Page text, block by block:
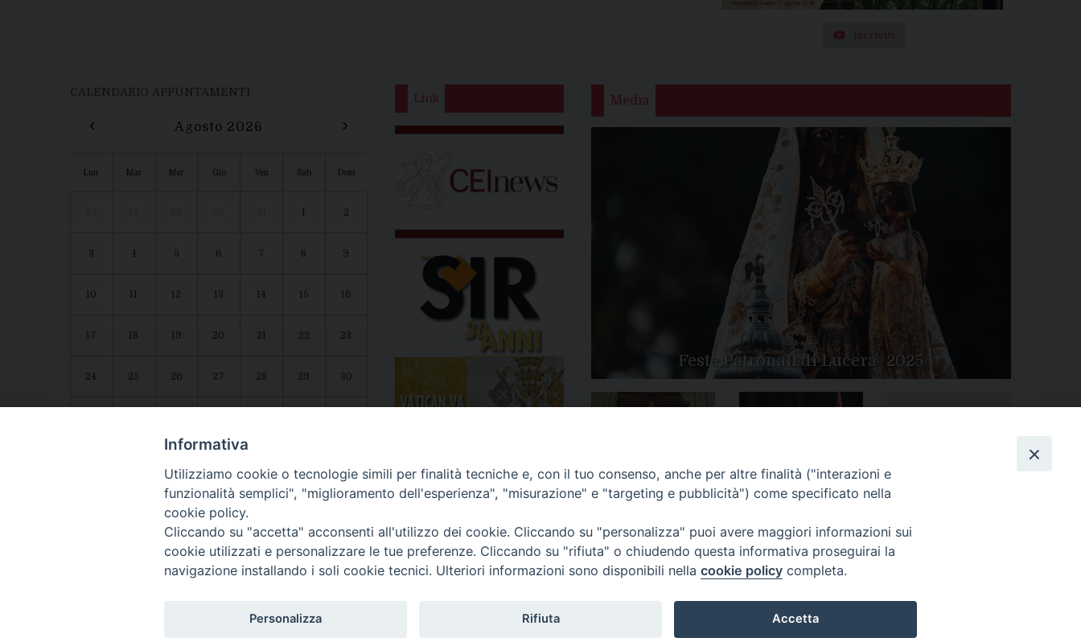
Iscriviti
CALENDARIO APPUNTAMENTI
‹ Agosto 2026 ›
Lun Mar Mer Gio Ven Sab Dom
2
3 4 5 6 7 8 9
10 12 13 14 15 16
17 18 19 20 21 22 23
24 25 26 27 28 29 30
Link Media
Feste Patronali di Lucera- 2025
Apertura Anno Giubilare
2025
Diocesi
: tel/fax 0881/522244 - e-mail: vescovo@diocesiluceratroia.it
Informativa
Utilizziamo cookie o tecnologie simili per finalità tecniche e, con il tuo consenso, anche per altre finalità ("interazioni e
funzionalità semplici", "miglioramento dell'esperienza", "misurazione" e "targeting e pubblicità") come specificato nella
cookie policy.
Cliccando su "accetta" acconsenti all'utilizzo dei cookie. Cliccando su "personalizza" puoi avere maggiori informazioni sui
cookie utilizzati e personalizzare le tue preferenze. Cliccando su "rifiuta" o chiudendo questa informativa proseguirai la
navigazione installando i soli cookie tecnici. Ulteriori informazioni sono disponibili nella cookie policy completa.
Personalizza Rifiuta Accetta